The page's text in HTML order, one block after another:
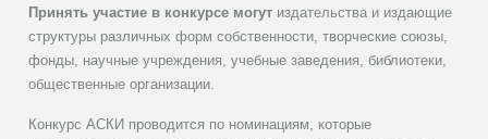
Принять участие в конкурсе могут издательства и издающие
структуры различных форм собственности, творческие союзы,
фонды, научные учреждения, учебные заведения, библиотеки,
общественные организации.
Конкурс АСКИ проводится по номинациям, которые